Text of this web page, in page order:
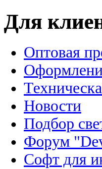
Для
Оптовая
Новости
Подбор
Форум
Софт для